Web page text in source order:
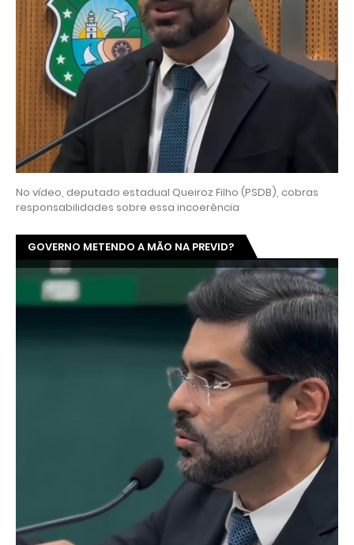
No vídeo, deputado estadual Queiroz Filho (PSDB), cobras
responsabilidades sobre essa incoerência
GOVERNO METENDO A MÃO NA PREVID?